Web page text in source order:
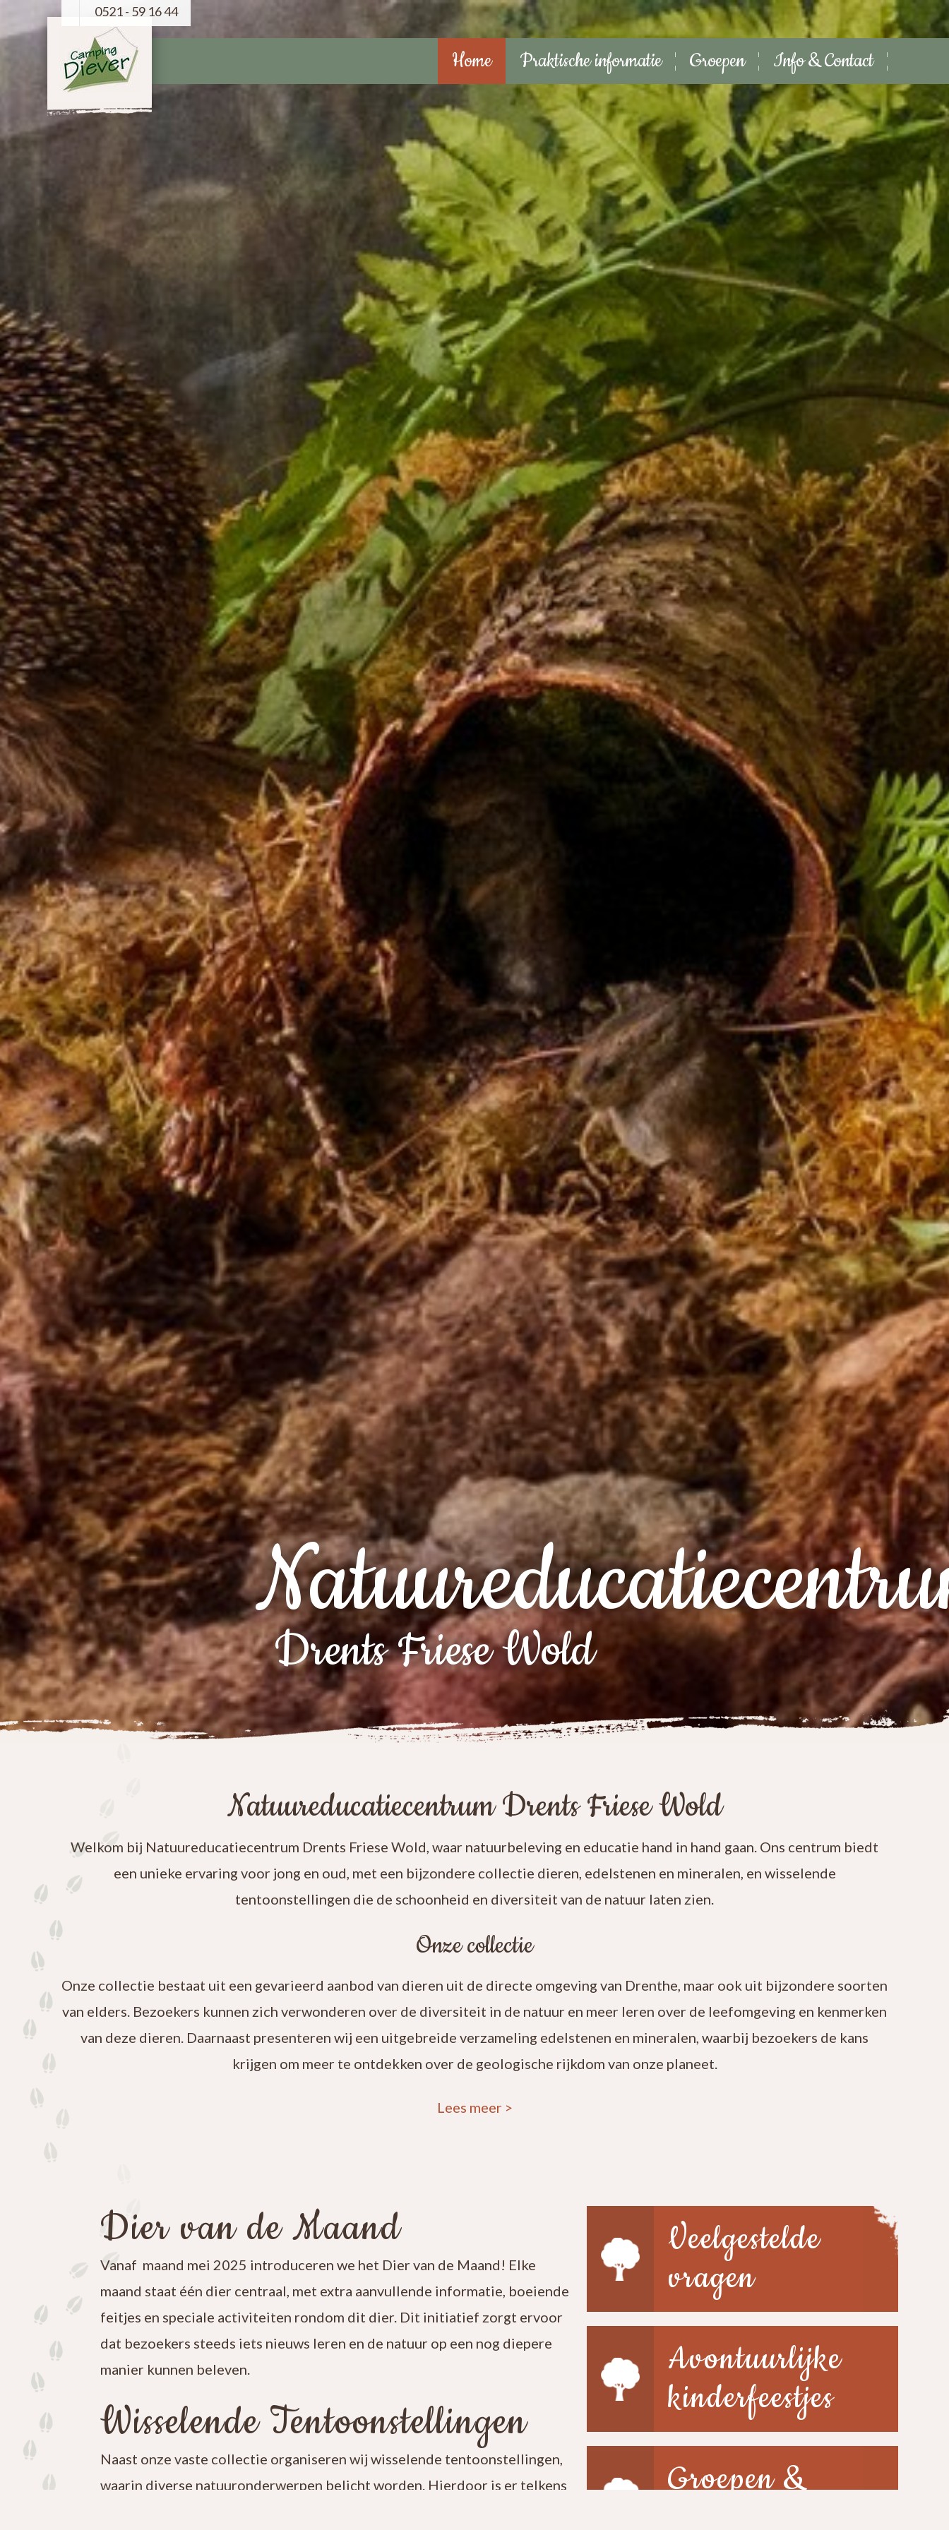
0521 - 59 16 44
Home Praktische informatie Groepen Info & Contact
Drents Friese Wold
Natuureducatiecentrum Drents Friese Wold
Welkom bij Natuureducatiecentrum Drents Friese Wold, waar natuurbeleving en educatie hand in hand gaan. Ons centrum biedt
een unieke ervaring voor jong en oud, met een bijzondere collectie dieren, edelstenen en mineralen, en wisselende
tentoonstellingen die de schoonheid en diversiteit van de natuur laten zien.
Onze collectie
Onze collectie bestaat uit een gevarieerd aanbod van dieren uit de directe omgeving van Drenthe, maar ook uit bijzondere soorten
van elders. Bezoekers kunnen zich verwonderen over de diversiteit in de natuur en meer leren over de leefomgeving en kenmerken
van deze dieren. Daarnaast presenteren wij een uitgebreide verzameling edelstenen en mineralen, waarbij bezoekers de kans
krijgen om meer te ontdekken over de geologische rijkdom van onze planeet.
Lees meer >
Dier van de Maand
Vanaf maand mei 2025 introduceren we het Dier van de Maand! Elke
maand staat één dier centraal, met extra aanvullende informatie, boeiende
feitjes en speciale activiteiten rondom dit dier. Dit initiatief zorgt ervoor
dat bezoekers steeds iets nieuws leren en de natuur op een nog diepere
manier kunnen beleven.
Wisselende Tentoonstellingen
Naast onze vaste collectie organiseren wij wisselende tentoonstellingen,
waarin diverse natuuronderwerpen belicht worden. Hierdoor is er telkens
Veelgestelde
vragen
Avontuurlijke
kinderfeestjes
Groepen &